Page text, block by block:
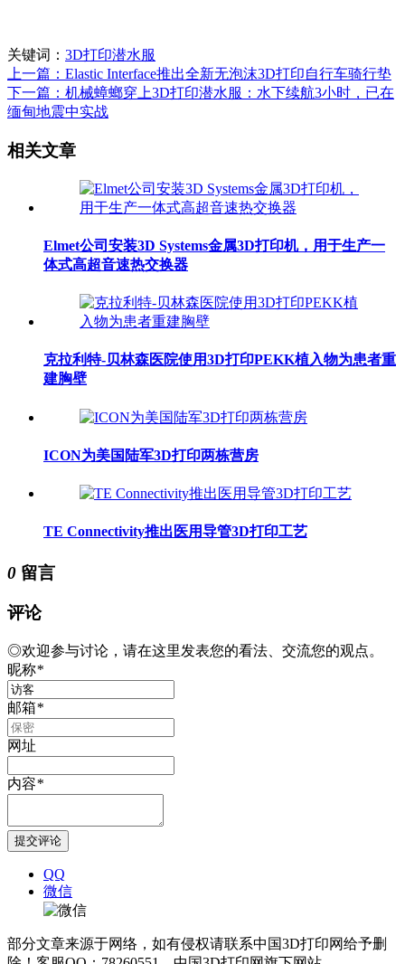
关键词： 3D打印潜水服
上一篇：Elastic Interface推出全新无泡沫3D打印自行车骑行垫
下一篇：机械蟑螂穿上3D打印潜水服：水下续航3小时，已在
缅甸地震中实战
相关文章
Elmet公司安装3D Systems金属3D打印机，用于生产一
体式高超音速热交换器
克拉利特-贝林森医院使用3D打印PEKK植入物为患者重
建胸壁
ICON为美国陆军3D打印两栋营房
TE Connectivity推出医用导管3D打印工艺
0 留言
评论
◎欢迎参与讨论，请在这里发表您的看法、交流您的观点。
昵称*
邮箱*
网址
内容*
QQ
微信
部分文章来源于网络，如有侵权请联系中国3D打印网给予删